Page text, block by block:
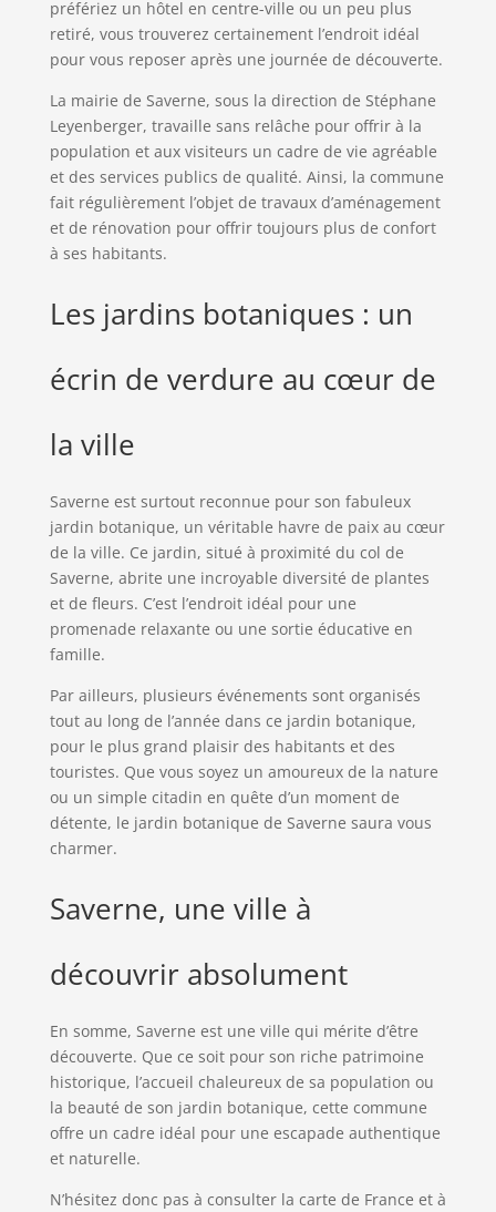
préfériez un hôtel en centre-ville ou un peu plus
retiré, vous trouverez certainement l’endroit idéal
pour vous reposer après une journée de découverte.
La mairie de Saverne, sous la direction de Stéphane
Leyenberger, travaille sans relâche pour offrir à la
population et aux visiteurs un cadre de vie agréable
et des services publics de qualité. Ainsi, la commune
fait régulièrement l’objet de travaux d’aménagement
et de rénovation pour offrir toujours plus de confort
à ses habitants.
Les jardins botaniques : un
écrin de verdure au cœur de
la ville
Saverne est surtout reconnue pour son fabuleux
jardin botanique, un véritable havre de paix au cœur
de la ville. Ce jardin, situé à proximité du col de
Saverne, abrite une incroyable diversité de plantes
et de fleurs. C’est l’endroit idéal pour une
promenade relaxante ou une sortie éducative en
famille.
Par ailleurs, plusieurs événements sont organisés
tout au long de l’année dans ce jardin botanique,
pour le plus grand plaisir des habitants et des
touristes. Que vous soyez un amoureux de la nature
ou un simple citadin en quête d’un moment de
détente, le jardin botanique de Saverne saura vous
charmer.
Saverne, une ville à
découvrir absolument
En somme, Saverne est une ville qui mérite d’être
découverte. Que ce soit pour son riche patrimoine
historique, l’accueil chaleureux de sa population ou
la beauté de son jardin botanique, cette commune
offre un cadre idéal pour une escapade authentique
et naturelle.
N’hésitez donc pas à consulter la carte de France et à